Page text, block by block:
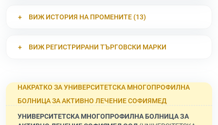
ВИЖ ИСТОРИЯ НА ПРОМЕНИТЕ (13)
ВИЖ РЕГИСТРИРАНИ ТЪРГОВСКИ МАРКИ
НАКРАТКО ЗА УНИВЕРСИТЕТСКА МНОГОПРОФИЛНА
БОЛНИЦА ЗА АКТИВНО ЛЕЧЕНИЕ СОФИЯМЕД
УНИВЕРСИТЕТСКА МНОГОПРОФИЛНА БОЛНИЦА ЗА